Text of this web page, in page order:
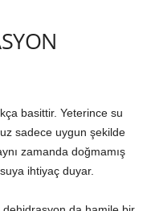
basittir. Yeterince su
sadece uygun şekilde
zamanda doğmamış
ihtiyaç duyar.